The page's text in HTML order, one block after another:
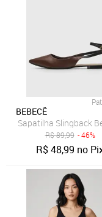
BEBECÊ
Sapatilha Slingback
R$89,99 - 46%
R$48,99 no